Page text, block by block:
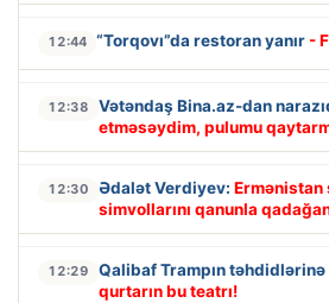
12:44 “Torqovı”da restoran yanır -
12:38 Vətəndaş Bina.az-dan
etməsəydim, pulumu
12:30 Ədalət Verdiyev: Ermənistan
simvollarını qanunla
12:29
Qalibaf Trampın
qurtarın bu teatrı!